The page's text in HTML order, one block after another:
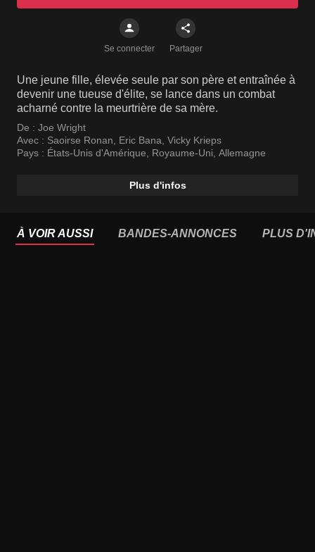
Se connecter Partager
Une jeune fille, élevée seule par son père et entraînée à
devenir une tueuse d'élite, se lance dans un combat
acharné contre la meurtrière de sa mère.
De : Joe Wright
Avec : Saoirse Ronan, Eric Bana, Vicky Krieps
Pays : États-Unis d'Amérique, Royaume-Uni, Allemagne
Plus d'infos
À VOIR AUSSI BANDES-ANNONCES PLUS